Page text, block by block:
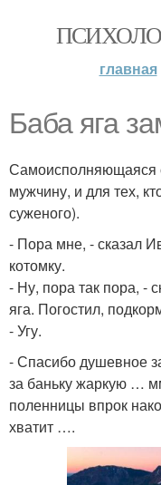
главная
Баба яга
Самоисполняющаяся
мужчину, и для тех,
суженого).
- Пора мне, - сказал
котомку.
- Ну, пора так пора, -
яга. Погостил,
- Угу.
- Спасибо душевное
за баньку жаркую …
поленницы впрок
хватит ….